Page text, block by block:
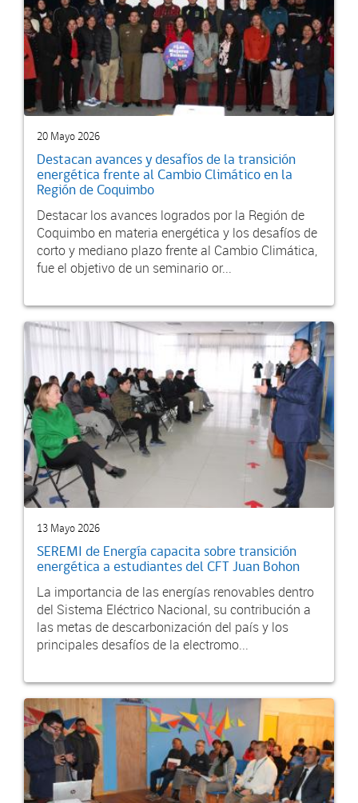
20 Mayo 2026
Destacan avances y desafíos de la transición
energética frente al Cambio Climático en la
Región de Coquimbo
Destacar los avances logrados por la Región de
Coquimbo en materia energética y los desafíos de
corto y mediano plazo frente al Cambio Climática,
fue el objetivo de un seminario or...
13 Mayo 2026
SEREMI de Energía capacita sobre transición
energética a estudiantes del CFT Juan Bohon
La importancia de las energías renovables dentro
del Sistema Eléctrico Nacional, su contribución a
las metas de descarbonización del país y los
principales desafíos de la electromo...